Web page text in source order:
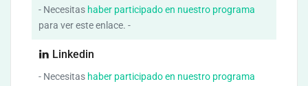
- Necesitas haber participado en nuestro programa
para ver este enlace. -
Linkedin
- Necesitas haber participado en nuestro programa